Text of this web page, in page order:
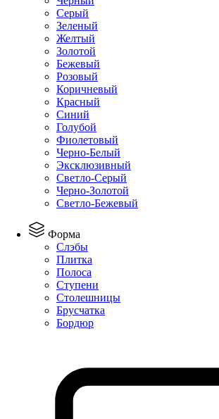
Серый
Зеленый
Желтый
Золотой
Бежевый
Розовый
Коричневый
Красный
Синий
Голубой
Фиолетовый
Черно-Белый
Эксклюзивный
Светло-Серый
Черно-Золотой
Светло-Бежевый
Форма
Слэбы
Плитка
Полоса
Ступени
Столешницы
Брусчатка
Бордюр